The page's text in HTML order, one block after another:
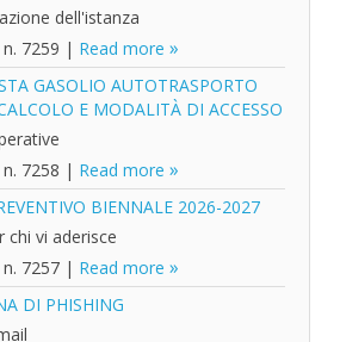
dell'istanza
7259 | Read more
GASOLIO AUTOTRASPORTO
E MODALITÀ DI ACCESSO
7258 | Read more
BIENNALE 2026-2027
chi vi aderisce
7257 | Read more
DI PHISHING